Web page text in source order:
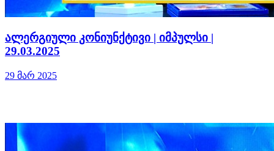
ალერგიული კონიუნქტივი | იმპულსი |
29.03.2025
29 მარ 2025